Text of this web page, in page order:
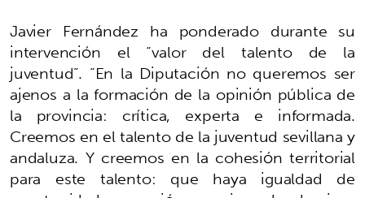
Javier Fernández ha ponderado durante su
intervención el “valor del talento de la
juventud”. “En la Diputación no queremos ser
ajenos a la formación de la opinión pública de
la provincia: crítica, experta e informada.
Creemos en el talento de la juventud sevillana y
andaluza. Y creemos en la cohesión territorial
para este talento: que haya igualdad de